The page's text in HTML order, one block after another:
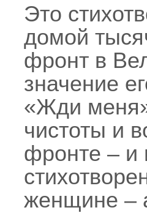
Это
домой
фронт в
значение
«Жди
чистоты и
фронте – и
женщине –